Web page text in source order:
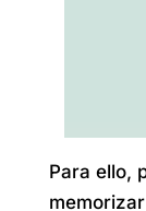
Para ello,